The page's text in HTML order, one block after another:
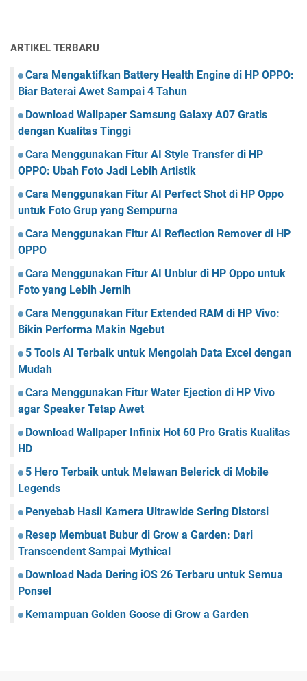
ARTIKEL TERBARU
Cara Mengaktifkan Battery Health Engine di HP OPPO:
Biar Baterai Awet Sampai 4 Tahun
Download Wallpaper Samsung Galaxy A07 Gratis
dengan Kualitas Tinggi
Cara Menggunakan Fitur AI Style Transfer di HP
OPPO: Ubah Foto Jadi Lebih Artistik
Cara Menggunakan Fitur AI Perfect Shot di HP Oppo
untuk Foto Grup yang Sempurna
Cara Menggunakan Fitur AI Reflection Remover di HP
OPPO
Cara Menggunakan Fitur AI Unblur di HP Oppo untuk
Foto yang Lebih Jernih
Cara Menggunakan Fitur Extended RAM di HP Vivo:
Bikin Performa Makin Ngebut
5 Tools AI Terbaik untuk Mengolah Data Excel dengan
Mudah
Cara Menggunakan Fitur Water Ejection di HP Vivo
agar Speaker Tetap Awet
Download Wallpaper Infinix Hot 60 Pro Gratis Kualitas
HD
5 Hero Terbaik untuk Melawan Belerick di Mobile
Legends
Penyebab Hasil Kamera Ultrawide Sering Distorsi
Resep Membuat Bubur di Grow a Garden: Dari
Transcendent Sampai Mythical
Download Nada Dering iOS 26 Terbaru untuk Semua
Ponsel
Kemampuan Golden Goose di Grow a Garden